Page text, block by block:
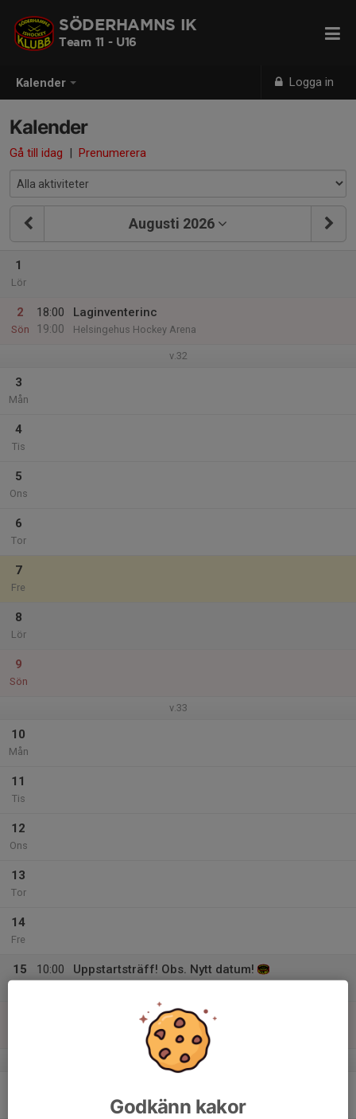
Kalender Logga in
SÖDERHAMNS IK
Team 11 - U16
Kalender
Gå till idag | Prenumerera
Augusti 2026
1
Lör
2
Sön
18:00
19:00
Laginventerinc
Helsingehus Hockey Arena
v.32
3
Mån
4
Tis
5
Ons
6
Tor
7
Fre
8
Lör
9
Sön
v.33
10
Mån
11
Tis
12
Ons
13
Tor
14
Fre
15
10:00
Uppstartsträff! Obs. Nytt datum!
v.34
Godkänn kakor